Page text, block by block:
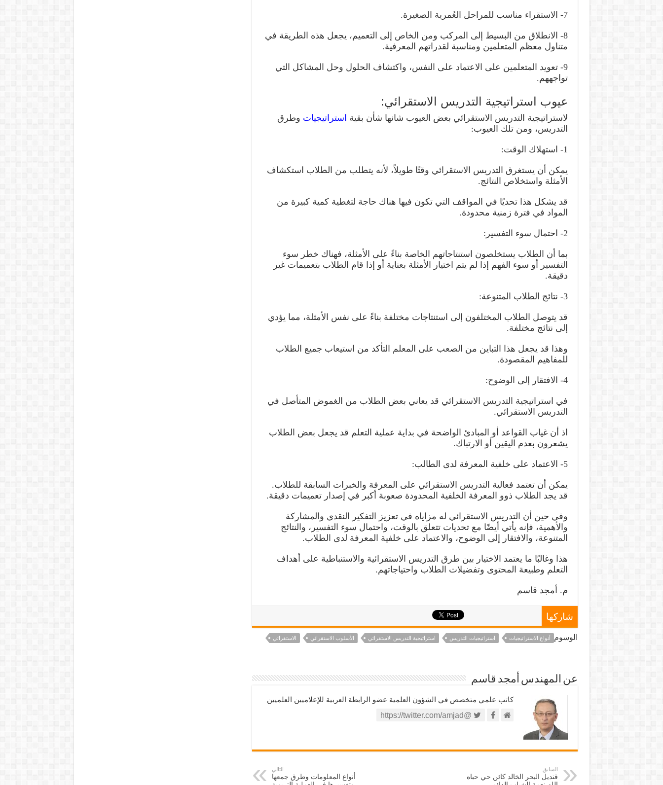
7- الاستقراء مناسب للمراحل العُمرية الصغيرة.
8- الانطلاق من البسيط إلى المركب ومن الخاص إلى التعميم، يجعل هذه الطريقة في
متناول معظم المتعلمين ومناسبة لقدراتهم المعرفية.
9- تعويد المتعلمين على الاعتماد على النفس، واكتشاف الحلول وحل المشاكل التي
تواجههم.
عيوب استراتيجية التدريس الاستقرائي:
لاستراتيجية التدريس الاستقرائي بعض العيوب شانها شأن بقية استراتيجيات وطرق
التدريس، ومن تلك العيوب:
1- استهلاك الوقت:
يمكن أن يستغرق التدريس الاستقرائي وقتًا طويلاً، لأنه يتطلب من الطلاب استكشاف
الأمثلة واستخلاص النتائج.
قد يشكل هذا تحديًا في المواقف التي تكون فيها هناك حاجة لتغطية كمية كبيرة من
المواد في فترة زمنية محدودة.
2- احتمال سوء التفسير:
بما أن الطلاب يستخلصون استنتاجاتهم الخاصة بناءً على الأمثلة، فهناك خطر سوء
التفسير أو سوء الفهم إذا لم يتم اختيار الأمثلة بعناية أو إذا قام الطلاب بتعميمات غير
دقيقة.
3- نتائج الطلاب المتنوعة:
قد يتوصل الطلاب المختلفون إلى استنتاجات مختلفة بناءً على نفس الأمثلة، مما يؤدي
إلى نتائج مختلفة.
وهذا قد يجعل هذا التباين من الصعب على المعلم التأكد من استيعاب جميع الطلاب
للمفاهيم المقصودة.
4- الافتقار إلى الوضوح:
في استراتيجية التدريس الاستقرائي قد يعاني بعض الطلاب من الغموض المتأصل في
التدريس الاستقرائي.
اذ أن غياب القواعد أو المبادئ الواضحة في بداية عملية التعلم قد يجعل بعض الطلاب
يشعرون بعدم اليقين أو الارتباك.
5- الاعتماد على خلفية المعرفة لدى الطالب:
يمكن أن تعتمد فعالية التدريس الاستقرائي على المعرفة والخبرات السابقة للطلاب.
قد يجد الطلاب ذوو المعرفة الخلفية المحدودة صعوبة أكبر في إصدار تعميمات دقيقة.
وفي حين أن التدريس الاستقرائي له مزاياه في تعزيز التفكير النقدي والمشاركة
والأهمية، فإنه يأتي أيضًا مع تحديات تتعلق بالوقت، واحتمال سوء التفسير، والنتائج
المتنوعة، والافتقار إلى الوضوح، والاعتماد على خلفية المعرفة لدى الطلاب.
هذا وغالبًا ما يعتمد الاختيار بين طرق التدريس الاستقرائية والاستنباطية على أهداف
التعلم وطبيعة المحتوى وتفضيلات الطلاب واحتياجاتهم.
م. أمجد قاسم
شاركها
الوسوم أنواع الاستراتيجيات استراتيجيات التدريس استراتيجية التدريس الاستقرائي الأسلوب الاستقرائي الاستقرائي
عن المهندس أمجد قاسم
كاتب علمي متخصص في الشؤون العلمية عضو الرابطة العربية للإعلاميين العلميين
@https://twitter.com/amjad
السابق
قنديل البحر الخالد كائن حي حباه
التالي
أنواع المعلومات وطرق جمعها